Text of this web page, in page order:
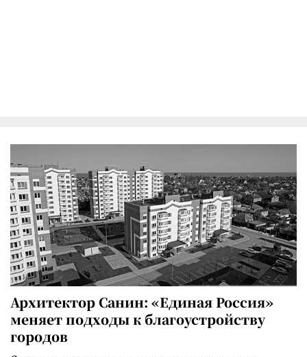
Архитектор Санин: «Единая Россия»
меняет подходы к благоустройству
городов